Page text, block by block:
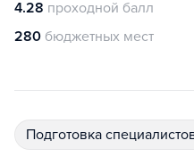
4.28 проходной балл
280 бюджетных мест
подготовка